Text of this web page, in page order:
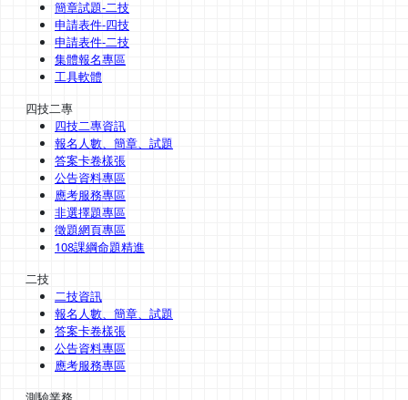
簡章試題-二技
申請表件-四技
申請表件-二技
集體報名專區
工具軟體
四技二專
四技二專資訊
報名人數、簡章、試題
答案卡卷樣張
公告資料專區
應考服務專區
非選擇題專區
徵題網頁專區
108課綱命題精進
二技
二技資訊
報名人數、簡章、試題
答案卡卷樣張
公告資料專區
應考服務專區